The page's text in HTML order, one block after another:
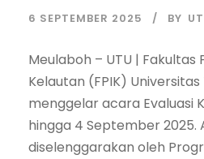
6 SEPTEMBER 2025 BY
Meulaboh – UTU | Fakultas
Kelautan (FPIK)
menggelar acara Evaluasi
hingga 4 September 2025.
diselenggarakan oleh